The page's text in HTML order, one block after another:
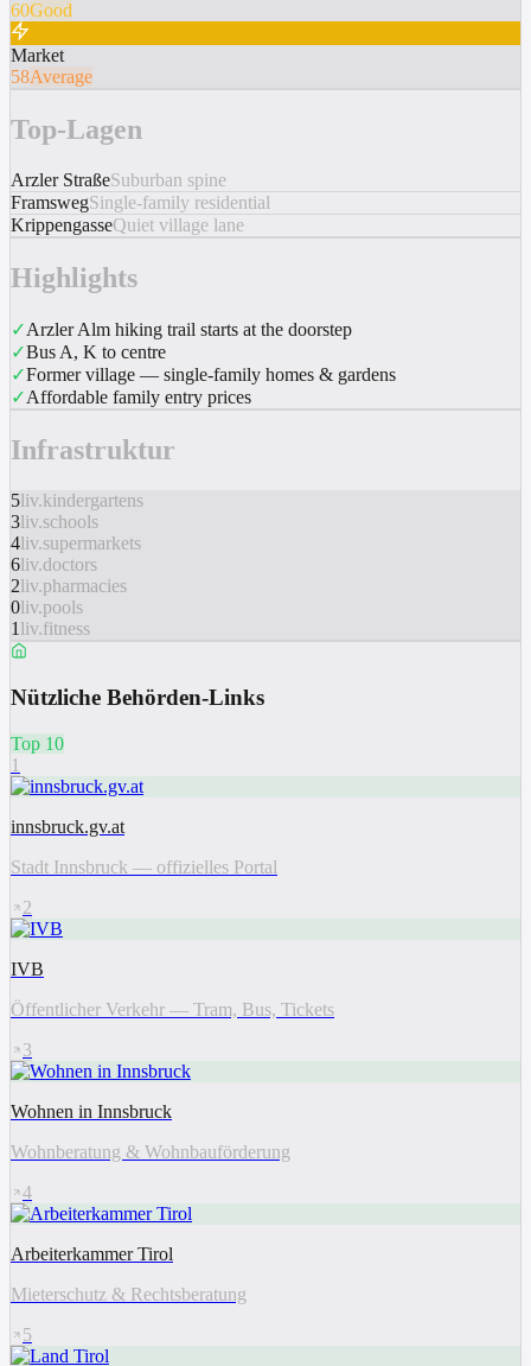
60Good
Market
58Average
Top-Lagen
Arzler StraßeSuburban spine
FramswegSingle-family residential
KrippengasseQuiet village lane
Highlights
✓Arzler Alm hiking trail starts at the doorstep
✓Bus A, K to centre
✓Former village — single-family homes & gardens
✓Affordable family entry prices
Infrastruktur
5liv.kindergartens
3liv.schools
4liv.supermarkets
6liv.doctors
2liv.pharmacies
0liv.pools
1 liv.fitness
Nützliche Behörden-Links
Top 10
1
innsbruck.gv.at
Stadt Innsbruck — offizielles Portal
2
IVB
Öffentlicher Verkehr — Tram, Bus, Tickets
3
Wohnen in Innsbruck
Wohnberatung & Wohnbauförderung
4
Arbeiterkammer Tirol
Mieterschutz & Rechtsberatung
5